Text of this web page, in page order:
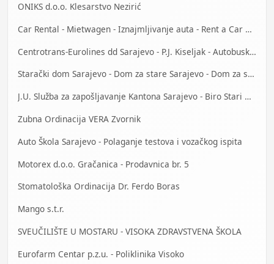
ONIKS d.o.o. Klesarstvo Nezirić
Car Rental - Mietwagen - Iznajmljivanje auta - Rent a Car Mostar
Centrotrans-Eurolines dd Sarajevo - P.J. Kiseljak - Autobuska stanica
Starački dom Sarajevo - Dom za stare Sarajevo - Dom za stara lica Sarajevo
J.U. Služba za zapošljavanje Kantona Sarajevo - Biro Stari Grad
Zubna Ordinacija VERA Zvornik
Auto Škola Sarajevo - Polaganje testova i vozačkog ispita
Motorex d.o.o. Gračanica - Prodavnica br. 5
Stomatološka Ordinacija Dr. Ferdo Boras
Mango s.t.r.
SVEUČILIŠTE U MOSTARU - VISOKA ZDRAVSTVENA ŠKOLA
Eurofarm Centar p.z.u. - Poliklinika Visoko